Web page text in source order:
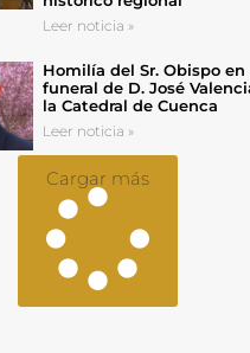
Leer noticia »
Homilía del Sr. Obispo en
funeral de D. José
la Catedral de Cuenca
Leer noticia »
Cargar más